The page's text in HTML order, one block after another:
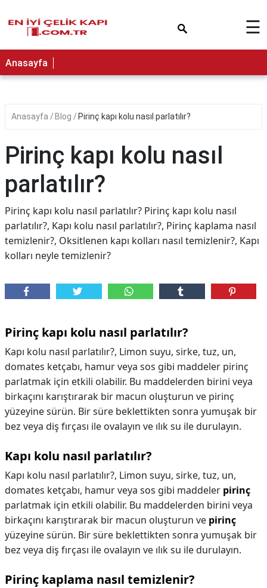
☰
Anasayfa
Anasayfa Blog Pirinç kapı kolu nasıl parlatılır?
Pirinç kapı kolu nasıl
parlatılır?
Pirinç kapı kolu nasıl parlatılır? Pirinç kapı kolu nasıl
parlatılır?, Kapı kolu nasıl parlatılır?, Pirinç kaplama nasıl
temizlenir?, Oksitlenen kapı kolları nasıl temizlenir?, Kapı
kolları neyle temizlenir?
Pirinç kapı kolu nasıl parlatılır?
Kapı kolu nasıl parlatılır?, Limon suyu, sirke, tuz, un,
domates ketçabı, hamur veya sos gibi maddeler pirinç
parlatmak için etkili olabilir. Bu maddelerden birini veya
birkaçını karıştırarak bir macun oluşturun ve pirinç
yüzeyine sürün. Bir süre beklettikten sonra yumuşak bir
bez veya diş fırçası ile ovalayın ve ılık su ile durulayın.
Kapı kolu nasıl parlatılır?
Kapı kolu nasıl parlatılır?, Limon suyu, sirke, tuz, un,
domates ketçabı, hamur veya sos gibi maddeler pirinç
parlatmak için etkili olabilir. Bu maddelerden birini veya
birkaçını karıştırarak bir macun oluşturun ve pirinç
yüzeyine sürün. Bir süre beklettikten sonra yumuşak bir
bez veya diş fırçası ile ovalayın ve ılık su ile durulayın.
Pirinç kaplama nasıl temizlenir?